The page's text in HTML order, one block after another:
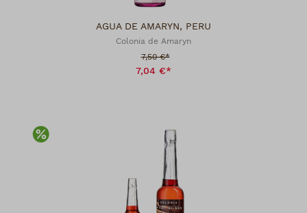
AGUA DE AMARYN, PERU
Colonia de Amaryn
Verkaufspreis:
7,50 €*
7,04 €*
Rabatt